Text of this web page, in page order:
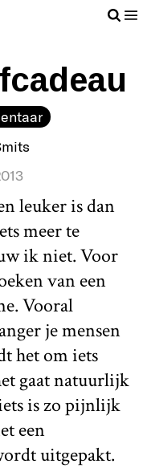
leuker is dan
meer te
ik niet. Voor
van een
Vooral
je mensen
het om iets
gaat natuurlijk
is zo pijnlijk
een
uitgepakt.